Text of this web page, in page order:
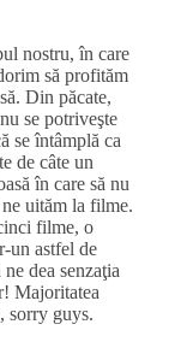
nostru, în care
să profităm
Din păcate,
se potriveşte
se întâmplă ca
de câte un
în care să nu
ne uităm la filme.
filme, o
un astfel de
dea senzaţia
Majoritatea
sorry guys.